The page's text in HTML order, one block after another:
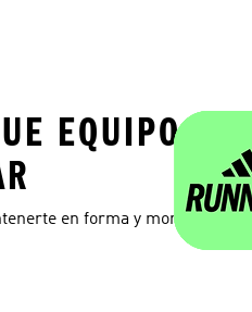
EQUIPO
en forma y monitorea tu